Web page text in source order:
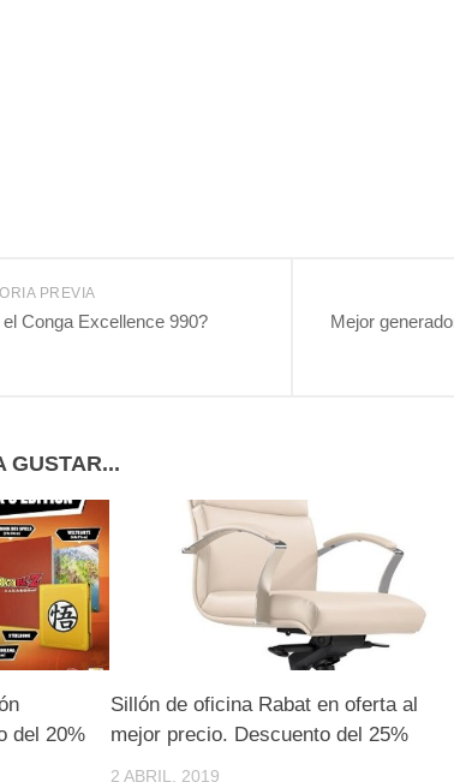
Mejor
PREVIA
Conga Excellence 990?
GUSTAR...
del 20%
Sillón de oficina Rabat en oferta al
mejor precio. Descuento del 25%
2 ABRIL, 2019